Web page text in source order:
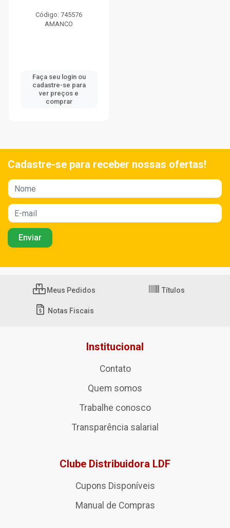
Código: 745576
AMANCO
Faça seu login ou
cadastre-se para
ver preços e
comprar
Cadastre-se para receber nossas ofertas!
Meus Pedidos Títulos
Notas Fiscais
Institucional
Contato
Quem somos
Trabalhe conosco
Transparência salarial
Clube Distribuidora LDF
Cupons Disponíveis
Manual de Compras